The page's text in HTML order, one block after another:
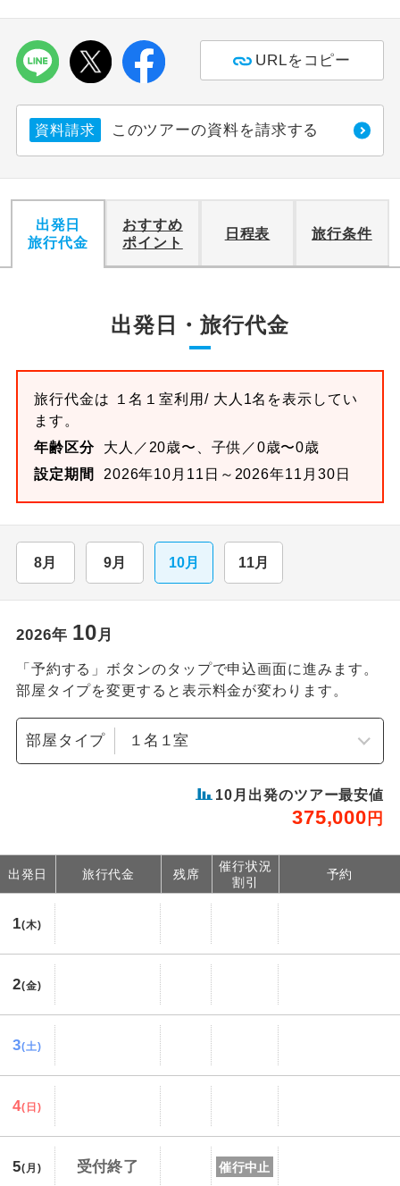
URLをコピー
資料請求 このツアーの資料を請求する
出発日
旅行代金
おすすめ
ポイント
日程表 旅行条件
出発日・旅行代金
旅行代金は １名１室利用/ 大人1名を表示してい
ます。
年齢区分
大人／20歳〜、子供／0歳〜0歳
設定期間
2026年10月11日～2026年11月30日
8月 9月 10月 11月
2026年 10月
「予約する」ボタンのタップで申込画面に進みます。
部屋タイプを変更すると表示料金が変わります。
部屋タイプ
10 月出発のツアー最安値
375,000 円
出発日 旅行代金 残席
催行状況
割引
予約
1(木)
2(金)
3(土)
4(日)
5(月) 受付終了 催行中止
利用航空会社が指定なので、ご出発の計
画にとても便利です。
ホテル指定
ご紹介するホテルを指定したコースで
おひとり様バ
おひとり様でバス席を2席利⽤できま
す。